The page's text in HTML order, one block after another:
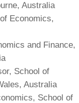
Australia
Economics,
and Finance,
School of
Australia
School of